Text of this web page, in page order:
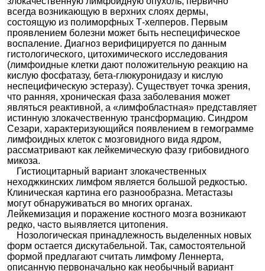
всегда возникающую в верхних слоях дермы,
состоящую из полиморфных Т-хелперов. Первым
проявлением болезни может быть неспецифическое
воспаление. Диагноз верифицируется по данным
гистологического, цитохимического исследования
(лимфоидные клетки дают положительную реакцию на
кислую фосфатазу, бета-глюкуронидазу и кислую
неспецифическую эстеразу). Существует точка зрения,
что ранняя, хроническая фаза заболевания может
являться реактивной, а «лимфобластная» представляет
истинную злокачественную трансформацию. Синдром
Сезари, характеризующийся появлением в гемограмме
лимфоидных клеток с мозговидного вида ядром,
рассматривают как лейкемическую фазу грибовидного
микоза.
Гистиоцитарный вариант злокачественных
неходжкинских лимфом является большой редкостью.
Клиническая картина его разнообразна. Метастазы
могут обнаруживаться во многих органах.
Лейкемизация и поражение костного мозга возникают
редко, часто выявляется цитопения.
Нозологическая принадлежность выделенных новых
форм остается дискутабельной. Так, самостоятельной
формой предлагают считать лимфому Леннерта,
описанную первоначально как необычный вариант